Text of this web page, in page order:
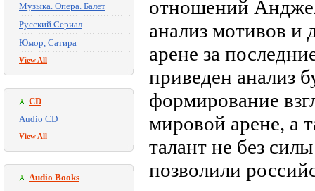
Музыка. Опера. Балет
Русский Сериал
Юмор, Сатира
View All
CD
Audio CD
View All
Audio Books
отношений
анализ мотивов и
арене за
приведен анализ
формирование
мировой арене, а
талант не без
позволили